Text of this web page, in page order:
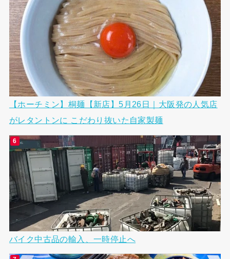
【ホーチミン】桐麺【新店】5月26日｜大阪発の人気店
がレタントンに こだわり抜いた自家製麺
バイク中古品の輸入、一時停止へ